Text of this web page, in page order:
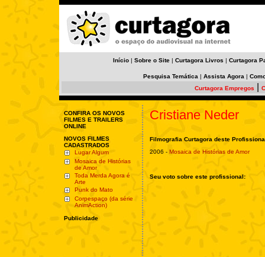
Início | Sobre o Site | Curtagora Livros | Curtagora
Pesquisa Temática | Assista Agora |
Curtagora Empregos
CONFIRA OS NOVOS
FILMES E TRAILERS
ONLINE
NOVOS FILMES
CADASTRADOS
Lugar Algum
Mosaica de Histórias
de Amor
Toda Merda Agora é
Arte
Punk do Mato
Corpespaço (da série
AnimAction)
Publicidade
Cristiane Neder
Filmografia Curtagora deste
2006 - Mosaica de Histórias de Amor
Seu voto sobre este profissional: